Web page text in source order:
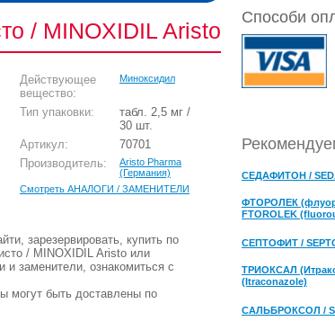
/ MINOXIDIL Aristo
Действующее
вещество:
Миноксидил
Тип упаковки:
табл. 2,5 мг /
30 шт.
Артикул:
70701
Производитель:
Aristo Pharma
(Германия)
Смотреть АНАЛОГИ / ЗАМЕНИТЕЛИ
зарезервировать, купить по
/ MINOXIDIL Aristo или
и заменители, ознакомиться с
могут быть доставлены по
Способи
СЕДАФИТОН /
ФТОРОЛЕК
FTOROLEK
СЕПТОФИТ /
ТРИОКСАЛ
(Itraconazole)
САЛЬБРОКСОЛ /